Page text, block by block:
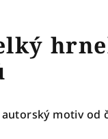
motiv od